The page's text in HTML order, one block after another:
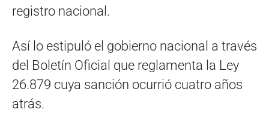
registro nacional.
Así lo estipuló el gobierno nacional a través
del Boletín Oficial que reglamenta la Ley
26.879 cuya sanción ocurrió cuatro años
atrás.